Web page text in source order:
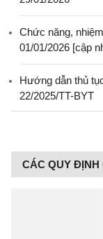
Chức năng,
01/01/2026 [cập
Hướng dẫn thủ
22/2025/TT-BYT
CÁC QUY ĐỊNH